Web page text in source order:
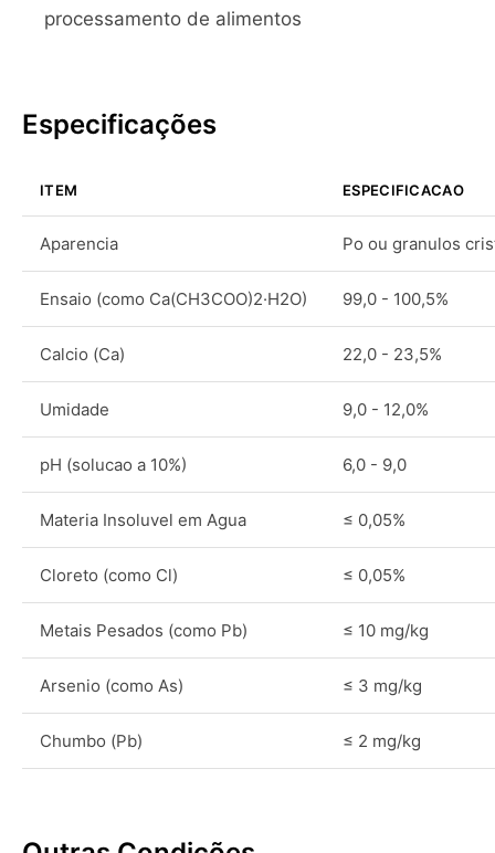
processamento de alimentos
Especificações
ITEM ESPECIFICACAO
Aparencia Po ou granulos
Ensaio (como Ca(CH3COO)2·H2O) 99,0 - 100,5%
Calcio (Ca) 22,0 - 23,5%
Umidade 9,0 - 12,0%
pH (solucao a 10%) 6,0 - 9,0
Materia Insoluvel em Agua ≤ 0,05%
Cloreto (como Cl) ≤ 0,05%
Metais Pesados (como Pb) ≤ 10 mg/kg
Arsenio (como As) ≤ 3 mg/kg
Chumbo (Pb) ≤ 2 mg/kg